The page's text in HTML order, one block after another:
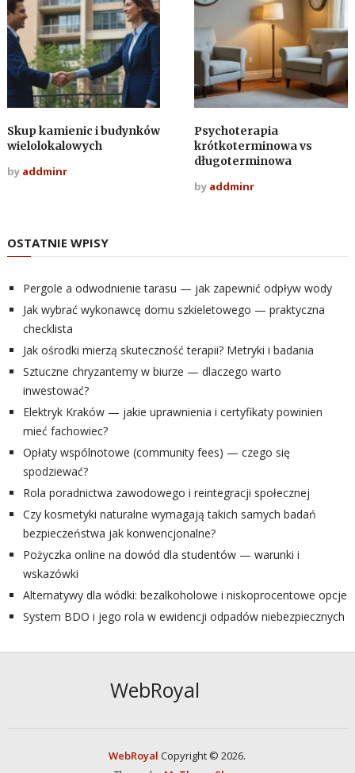
Skup kamienic i budynków
wielolokalowych
by addminr
Psychoterapia
krótkoterminowa vs
długoterminowa
by addminr
OSTATNIE WPISY
Pergole a odwodnienie tarasu — jak zapewnić odpływ wody
Jak wybrać wykonawcę domu szkieletowego — praktyczna
checklista
Jak ośrodki mierzą skuteczność terapii? Metryki i badania
Sztuczne chryzantemy w biurze — dlaczego warto
inwestować?
Elektryk Kraków — jakie uprawnienia i certyfikaty powinien
mieć fachowiec?
Opłaty wspólnotowe (community fees) — czego się
spodziewać?
Rola poradnictwa zawodowego i reintegracji społecznej
Czy kosmetyki naturalne wymagają takich samych badań
bezpieczeństwa jak konwencjonalne?
Pożyczka online na dowód dla studentów — warunki i
wskazówki
Alternatywy dla wódki: bezalkoholowe i niskoprocentowe opcje
System BDO i jego rola w ewidencji odpadów niebezpiecznych
WebRoyal
WebRoyal Copyright © 2026.